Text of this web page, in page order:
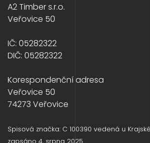
A2 Timber s.r.o.
Veřovice 50
IČ: 05282322
DIČ: 05282322
Korespondenční adresa
Veřovice 50
74273 Veřovice
Spisová značka: C 100390 vedená u
zapsáno 4. srpna 2025